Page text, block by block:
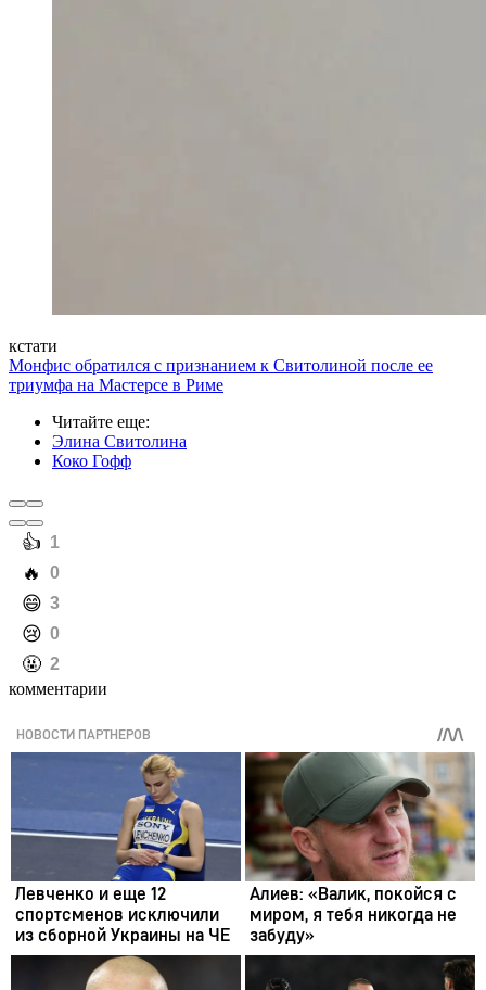
кстати
Монфис обратился с признанием к Свитолиной после ее
триумфа на Мастерсе в Риме
Читайте еще:
Элина Свитолина
Коко Гофф
️👍 1
️🔥 0
️😄 3
️😢 0
️🤬 2
комментарии